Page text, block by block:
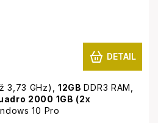
DETAIL
3,73 GHz), 12GBDDR3 RAM,
2000 1GB (2x
10 Pro